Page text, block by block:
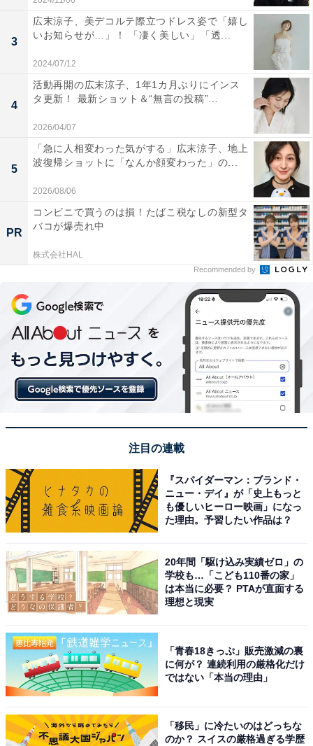
3
広末涼子、美デコルテ際立つドレス姿で「嬉し
いお知らせが…」！ 「凄く美しい」「透...
2024/07/12
4
活動再開の広末涼子、1年1カ月ぶりにインス
タ更新！ 最新ショット＆“無言の投稿”...
2026/04/07
5
「急に人相変わった気がする」広末涼子、地上
波復帰ショットに「なんか顔変わった」の...
2026/08/06
PR
コンビニで買うのは損！たばこ税なしの新型タ
バコが爆売れ中
株式会社HAL
Recommended by
注目の連載
『スパイダーマン：ブランド・
ニュー・デイ』が「史上もっと
も優しいヒーロー映画」になっ
た理由。予習したい作品は？
20年間「駆け込み実績ゼロ」の
学校も…「こども110番の家」
は本当に必要？ PTAが直面する
理想と現実
「青春18きっぷ」販売激減の裏
に何が？ 連続利用の厳格化だけ
ではない「本当の理由」
「移民」に冷たいのはどっちな
のか？ スイスの厳格過ぎる学歴